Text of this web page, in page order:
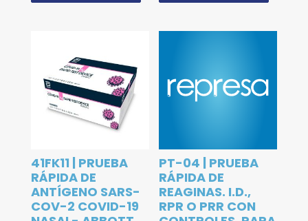
41FK11 | PRUEBA
RÁPIDA DE
ANTÍGENO SARS-
COV-2 COVID-19
PT-04 | PRUEBA
RÁPIDA DE
REAGINAS. I.D.,
RPR O PRR CON